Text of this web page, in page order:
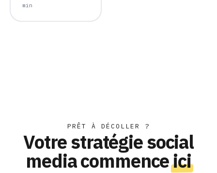
min
PRÊT À DÉCOLLER ?
Votre stratégie social
media commenceici